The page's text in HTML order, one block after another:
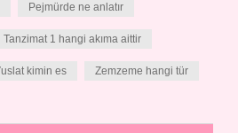
Pejmürde ne anlatır
Tanzimat 1 hangi akıma aittir
kimin es Zemzeme hangi tür